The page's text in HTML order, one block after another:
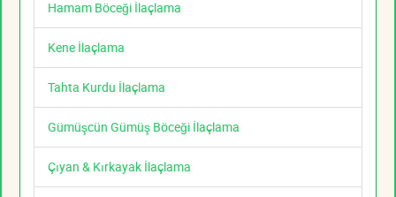
Hamam Böceği İlaçlama
Kene İlaçlama
Tahta Kurdu İlaçlama
Gümüşcün Gümüş Böceği İlaçlama
Çıyan & Kırkayak İlaçlama